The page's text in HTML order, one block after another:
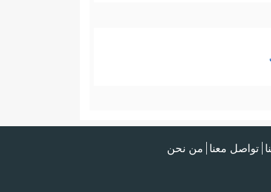
تواصل معنا من نحن